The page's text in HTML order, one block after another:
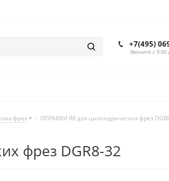
+7(495)
Звоните с 9:00
фрез - ОПРАВКИ R8 для цилиндрических фрез
фрез DGR8-32